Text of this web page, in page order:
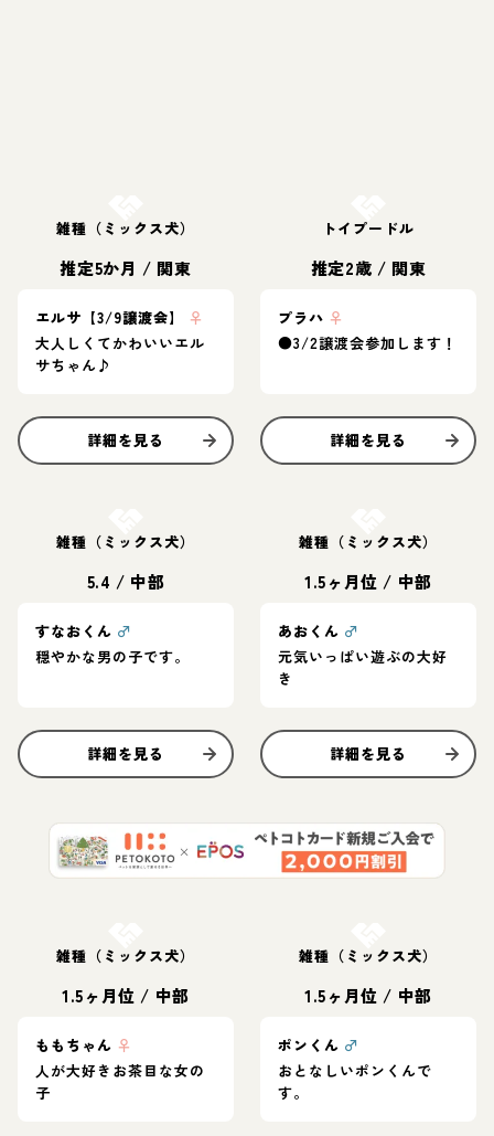
雑種（ミックス犬）
推定5か月 / 関東
エルサ【3/9譲渡会】
♀
大人しくてかわいいエル
サちゃん♪
詳細を見る
トイプードル
推定2歳 / 関東
プラハ ♀
●3/2譲渡会参加します！
詳細を見る
雑種（ミックス犬）
5.4 / 中部
すなおくん ♂
穏やかな男の子です。
詳細を見る
雑種（ミックス犬）
1.5ヶ月位 / 中部
あおくん ♂
元気いっぱい遊ぶの大好
き
詳細を見る
雑種（ミックス犬）
1.5ヶ月位 / 中部
ももちゃん ♀
人が大好きお茶目な女の
子
雑種（ミックス犬）
1.5ヶ月位 / 中部
ポンくん ♂
おとなしいポンくんで
す。